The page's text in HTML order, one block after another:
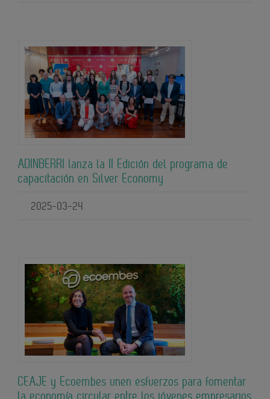
ADINBERRI lanza la II Edición del programa de
capacitación en Silver Economy
2025-03-24
CEAJE y Ecoembes unen esfuerzos para fomentar
la economía circular entre los jóvenes empresarios